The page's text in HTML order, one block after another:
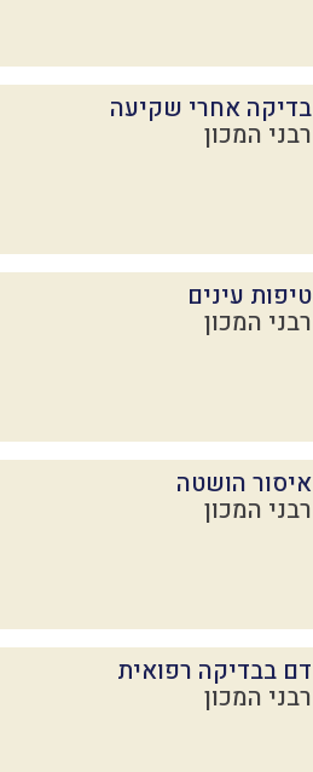
בדיקה אחרי שקיעה
רבני המכון
טיפות עינים
רבני המכון
איסור הושטה
רבני המכון
דם בבדיקה רפואית
רבני המכון